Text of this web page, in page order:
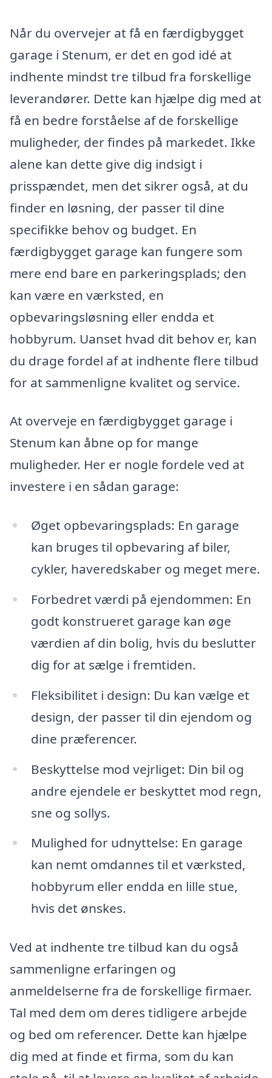
Når du overvejer at få en færdigbygget
garage i Stenum, er det en god idé at
indhente mindst tre tilbud fra forskellige
leverandører. Dette kan hjælpe dig med at
få en bedre forståelse af de forskellige
muligheder, der findes på markedet. Ikke
alene kan dette give dig indsigt i
prisspændet, men det sikrer også, at du
finder en løsning, der passer til dine
specifikke behov og budget. En
færdigbygget garage kan fungere som
mere end bare en parkeringsplads; den
kan være en værksted, en
opbevaringsløsning eller endda et
hobbyrum. Uanset hvad dit behov er, kan
du drage fordel af at indhente flere tilbud
for at sammenligne kvalitet og service.
At overveje en færdigbygget garage i
Stenum kan åbne op for mange
muligheder. Her er nogle fordele ved at
investere i en sådan garage:
Øget opbevaringsplads: En garage
kan bruges til opbevaring af biler,
cykler, haveredskaber og meget mere.
Forbedret værdi på ejendommen: En
godt konstrueret garage kan øge
værdien af din bolig, hvis du beslutter
dig for at sælge i fremtiden.
Fleksibilitet i design: Du kan vælge et
design, der passer til din ejendom og
dine præferencer.
Beskyttelse mod vejrliget: Din bil og
andre ejendele er beskyttet mod regn,
sne og sollys.
Mulighed for udnyttelse: En garage
kan nemt omdannes til et værksted,
hobbyrum eller endda en lille stue,
hvis det ønskes.
Ved at indhente tre tilbud kan du også
sammenligne erfaringen og
anmeldelserne fra de forskellige firmaer.
Tal med dem om deres tidligere arbejde
og bed om referencer. Dette kan hjælpe
dig med at finde et firma, som du kan